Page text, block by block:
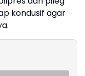
kondusif agar